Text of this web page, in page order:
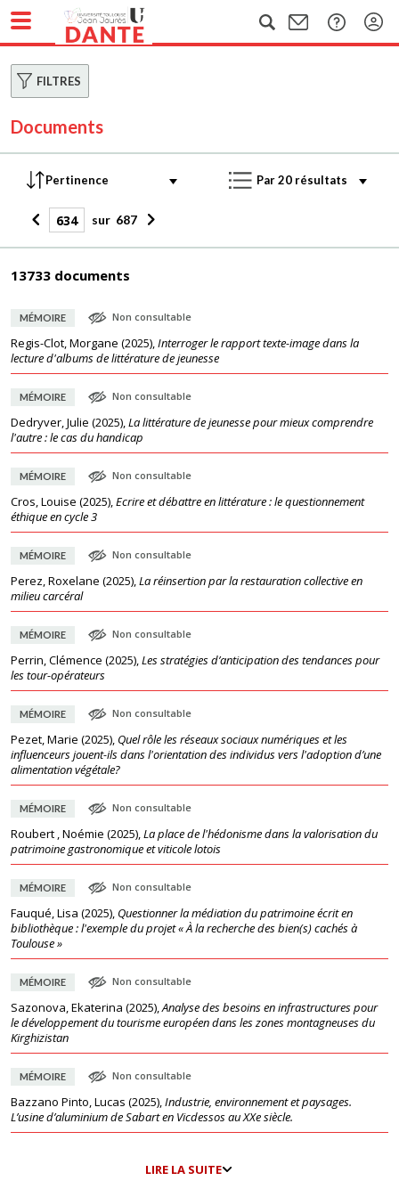
FILTRES
Documents
sur 687
13733 documents
MÉMOIRE Non consultable
Regis-Clot, Morgane (2025),Interroger le rapport texte-image dans la
lecture d'albums de littérature de jeunesse
MÉMOIRE Non consultable
Dedryver, Julie (2025),La littérature de jeunesse pour mieux comprendre
l'autre : le cas du handicap
MÉMOIRE Non consultable
Cros, Louise (2025),Ecrire et débattre en littérature : le questionnement
éthique en cycle 3
MÉMOIRE Non consultable
Perez, Roxelane (2025),La réinsertion par la restauration collective en
milieu carcéral
MÉMOIRE Non consultable
Perrin, Clémence (2025),Les stratégies d’anticipation des tendances pour
les tour-opérateurs
MÉMOIRE Non consultable
Pezet, Marie (2025), Quel rôle les réseaux sociaux numériques et les
influenceurs jouent-ils dans l'orientation des individus vers l'adoption d’une
alimentation végétale?
MÉMOIRE Non consultable
Roubert , Noémie (2025),La place de l'hédonisme dans la valorisation du
patrimoine gastronomique et viticole lotois
MÉMOIRE Non consultable
Fauqué, Lisa (2025), Questionner la médiation du patrimoine écrit en
bibliothèque : l'exemple du projet « À la recherche des bien(s) cachés à
Toulouse »
MÉMOIRE Non consultable
Sazonova, Ekaterina (2025),Analyse des besoins en infrastructures pour
le développement du tourisme européen dans les zones montagneuses du
Kirghizistan
MÉMOIRE Non consultable
Bazzano Pinto, Lucas (2025),Industrie, environnement et paysages.
L’usine d’aluminium de Sabart en Vicdessos au XXe siècle.
LIRE LA SUITE